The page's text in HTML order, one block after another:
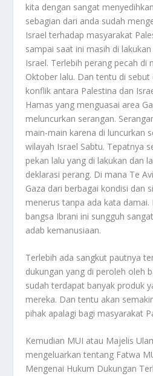
kita dengan sangat
sebagian dari anda sudah
Israel terhadap masyarakat
sampai saat ini masih di
Israel. Terlebih perang pecah di
Oktober lalu. Dan tentu di sebut
konflik antara Palestina dan
Hamas yang menguasai area
meluncurkan serangan.
main-main karena di luncurkan
wilayah Israel Sabtu. Tepatnya
pekan lalu yang di lakukan dan
deklarasi perang. Di mana Te
Gaza dari berbagai kondisi dan
menerus tanpa ada kata damai.
bangsa Ibrani ini sungguh
adab kemanusiaan.
Terlebih ada sangkut pautnya
dukungan yang di peroleh oleh
sudah terdapat banyak produk
mereka. Dan tentu akan
pihak apalagi bagi masyarakat
Kemudian MUI atau Majelis
mengeluarkan tentang Fatwa
Mengenai Hukum Dukungan